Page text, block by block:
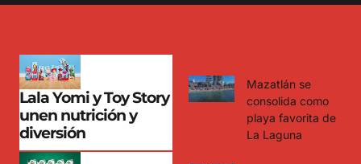
Lala Yomi y Toy Story
unen nutrición y
diversión
Mazatlán se
consolida como
playa favorita de
La Laguna